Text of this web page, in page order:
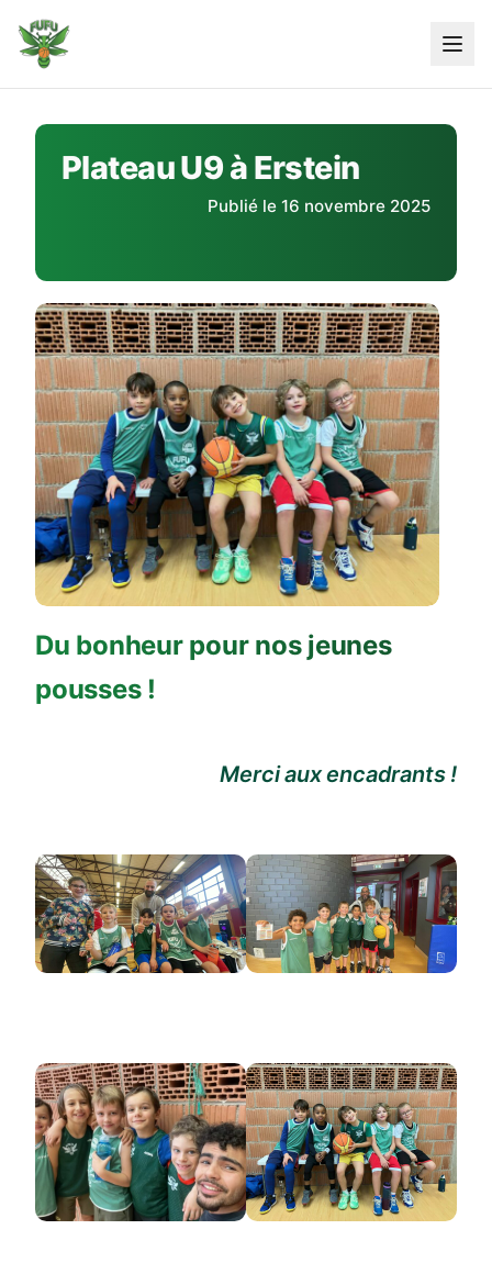
content
Plateau U9 à Erstein
Publié le 16 novembre 2025
Du bonheur pour nos jeunes
pousses !
Merci aux encadrants !